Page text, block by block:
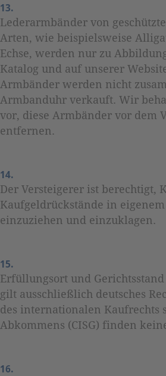
13.
Lederarmbänder von
Arten, wie beispielsweise
Echse, werden nur zu
Katalog und auf unserer
Armbänder werden nicht
Armbanduhr verkauft. Wir
vor, diese Armbänder vor dem
entfernen.
14.
Der Versteigerer ist berechtigt,
Kaufgeldrückstände in
einzuziehen und einzuklagen.
15.
Erfüllungsort und Gerichtsstand
gilt ausschließlich deutsches
des internationalen Kaufrechts
Abkommens (CISG) finden
16.